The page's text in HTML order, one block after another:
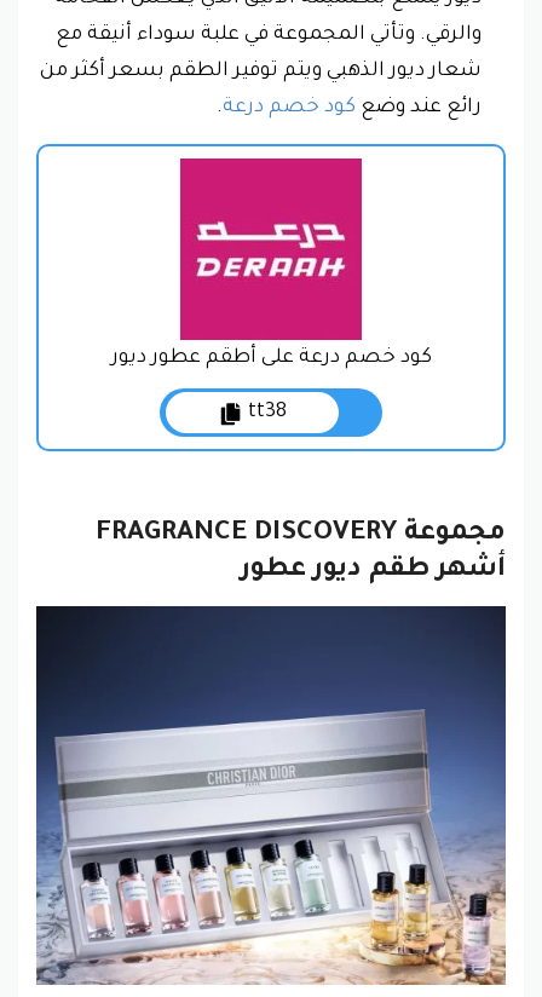
والرقي. وتأتي المجموعة في علبة سوداء أنيقة مع
شعار ديور الذهبي ويتم توفير الطقم بسعر أكثر من
رائع عند وضع كود خصم درعة.
كود خصم درعة على أطقم عطور ديور
tt38
مجموعة FRAGRANCE DISCOVERY
أشهر طقم ديور عطور